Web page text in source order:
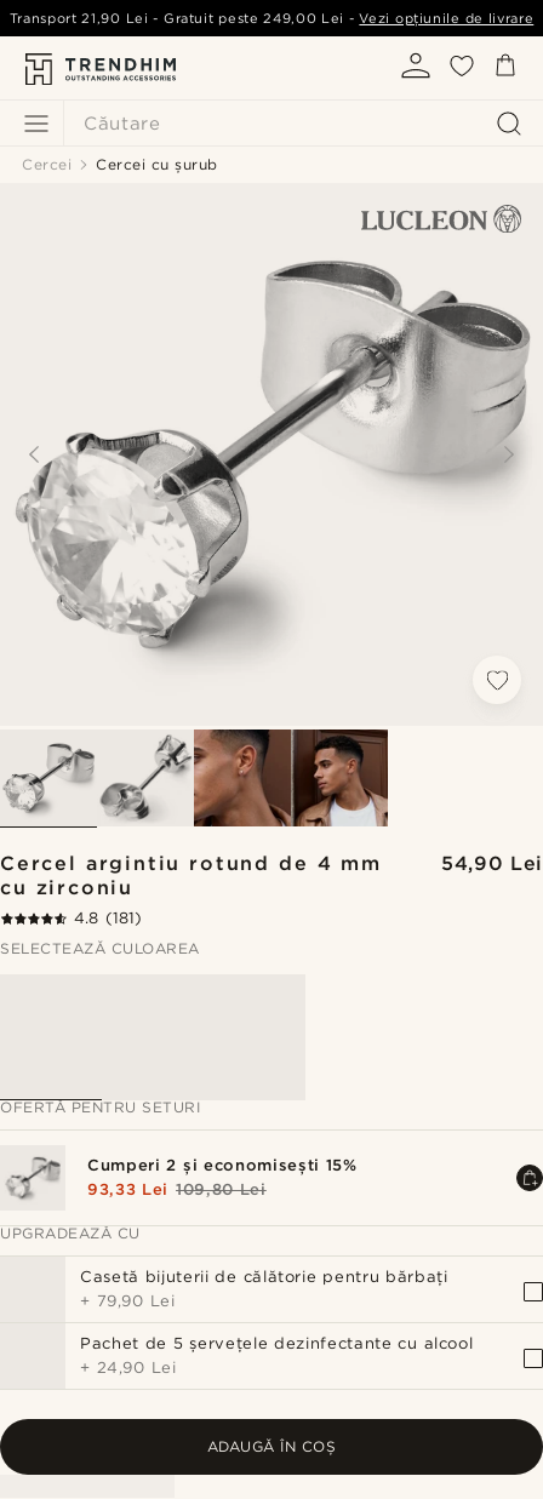
Căutare
Transport 21,90 Lei - Gratuit peste249,00 Lei -Vezi opțiunile de livrare
Cercei Cercei cu șurub
Cercel argintiu rotund de 4 mm
cu zirconiu
54,90 Lei
4.8 (181)
SELECTEAZĂ CULOAREA
OFERTĂ PENTRU SETURI
Cumperi 2 și economisești 15%
93,33 Lei 109,80 Lei
UPGRADEAZĂ CU
Casetă bijuterii de călătorie pentru bărbați
+ 79,90 Lei
Pachet de 5 șervețele dezinfectante cu alcool
+ 24,90 Lei
ADAUGĂ ÎN COȘ